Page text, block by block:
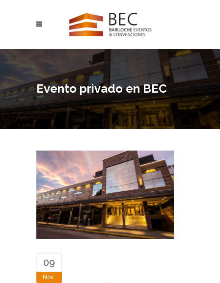
Evento privado en BEC
09
Nov